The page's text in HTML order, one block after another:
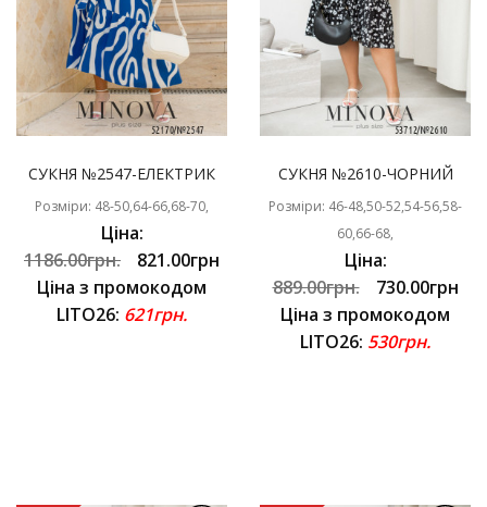
СУКНЯ №2547-ЕЛЕКТРИК
Розміри: 48-50,64-66,68-70,
Ціна:
1186.00грн.
821.00грн
Ціна з промокодом
LITO26: 621грн.
СУКНЯ №2610-ЧОРНИЙ
Розміри: 46-48,50-52,54-56,58-
60,66-68,
Ціна:
889.00грн.
730.00грн
Ціна з промокодом
LITO26: 530грн.